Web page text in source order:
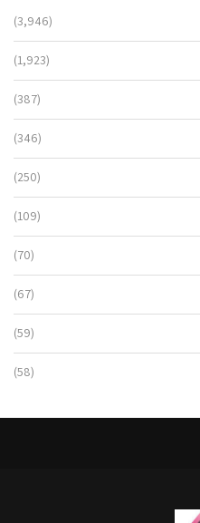
(3,946)
(1,923)
(387)
(346)
(250)
(109)
(70)
(67)
(59)
(58)